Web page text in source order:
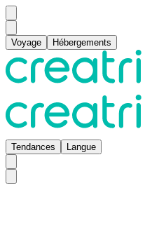
Voyage Hébergements
Tendances Langue